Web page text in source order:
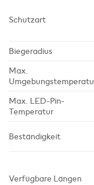
Schutzart
Biegeradius
Max.
Max. LED-Pin-
Temperatur
Beständigkeit
Verfügbare Längen